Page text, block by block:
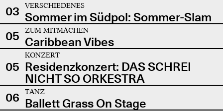
03
VERSCHIEDENES
Sommer im Südpol: Sommer-Slam
05
ZUM MITMACHEN
Caribbean Vibes
05
KONZERT
Residenzkonzert: DAS SCHREI
NICHT SO ORKESTRA
06
TANZ
Ballett Grass On Stage